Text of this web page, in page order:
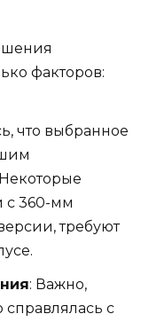
факторов:
что выбранное
с 360-мм
требуют
: Важно,
с